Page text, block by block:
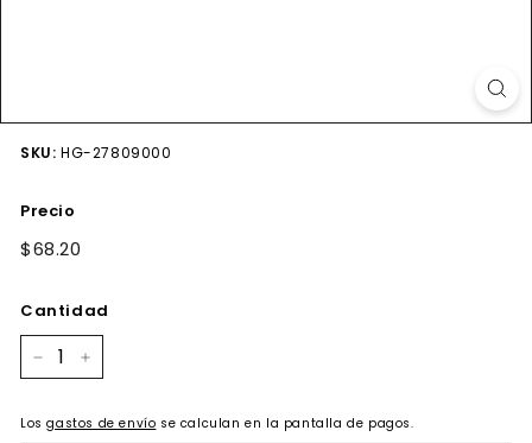
SKU: HG-27809000
Precio
Precio
$68.20
Cantidad
Losgastos de envío se calculan en la pantalla de pagos.